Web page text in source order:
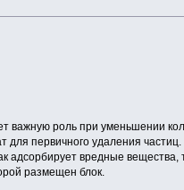
важную роль при уменьшении
для первичного удаления частиц.
адсорбирует вредные вещества,
размещен блок.